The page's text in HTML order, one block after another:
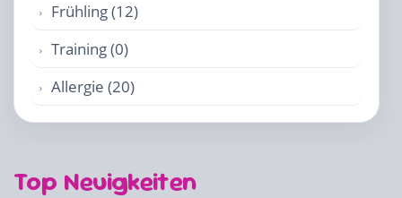
Frühling (12)
Training (0)
Allergie (20)
Top Neuigkeiten